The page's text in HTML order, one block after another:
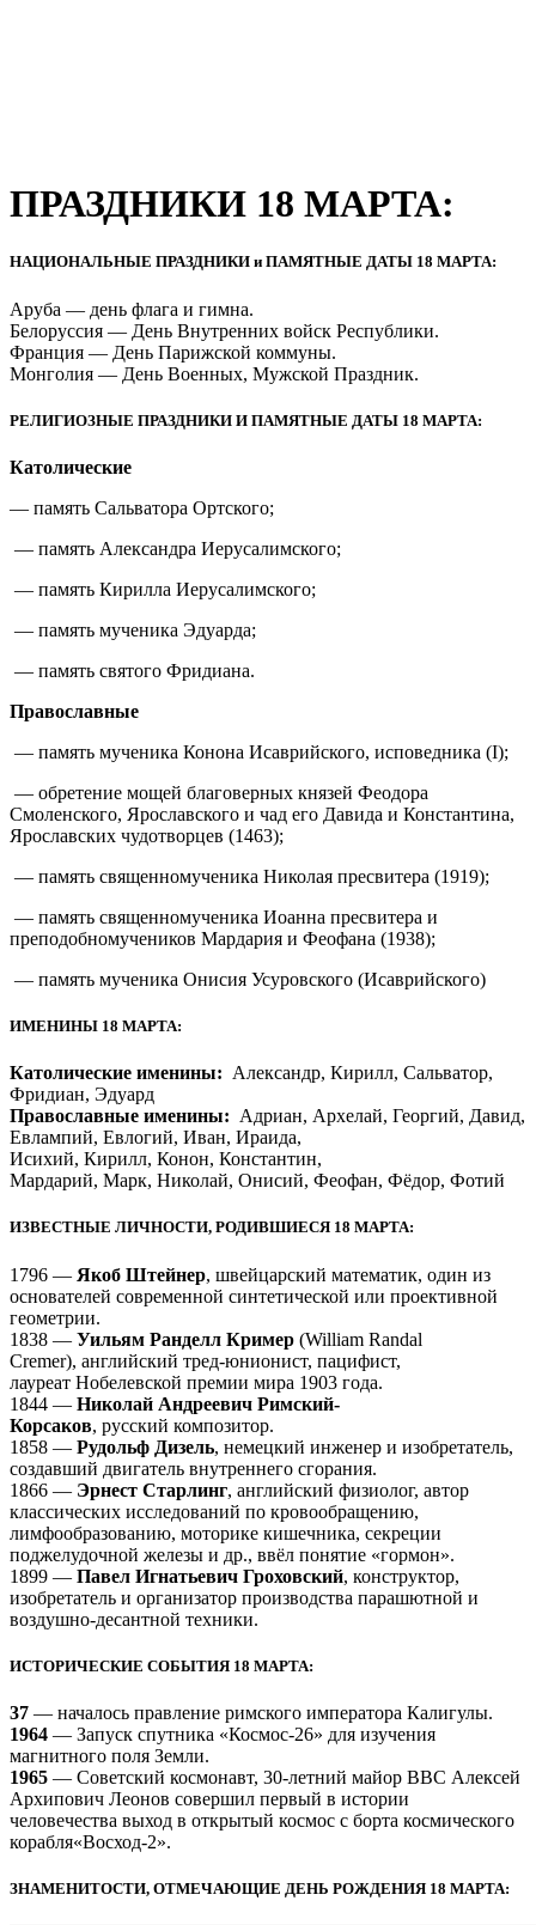
ПРАЗДНИКИ 18 МАРТА:
НАЦИОНАЛЬНЫЕ ПРАЗДНИКИ и ПАМЯТНЫЕ ДАТЫ 18 МАРТА:
Аруба — день флага и гимна.
Белоруссия — День Внутренних войск Республики.
Франция — День Парижской коммуны.
Монголия — День Военных, Мужской Праздник.
РЕЛИГИОЗНЫЕ ПРАЗДНИКИ И ПАМЯТНЫЕ ДАТЫ 18 МАРТА:
Католические
— память Сальватора Ортского;
— память Александра Иерусалимского;
— память Кирилла Иерусалимского;
— память мученика Эдуарда;
— память святого Фридиана.
Православные
— память мученика Конона Исаврийского, исповедника (I);
— обретение мощей благоверных князей Феодора
Смоленского, Ярославского и чад его Давида и Константина,
Ярославских чудотворцев (1463);
— память священномученика Николая пресвитера (1919);
— память священномученика Иоанна пресвитера и
преподобномучеников Мардария и Феофана (1938);
— память мученика Онисия Усуровского (Исаврийского)
ИМЕНИНЫ 18 МАРТА:
Католические именины: Александр, Кирилл, Сальватор,
Фридиан, Эдуард
Православные именины: Адриан, Архелай, Георгий, Давид,
Евлампий, Евлогий, Иван, Ираида,
Исихий, Кирилл, Конон, Константин,
Мардарий, Марк, Николай, Онисий, Феофан, Фёдор, Фотий
ИЗВЕСТНЫЕ ЛИЧНОСТИ, РОДИВШИЕСЯ 18 МАРТА:
1796 — Якоб Штейнер, швейцарский математик, один из
основателей современной синтетической или проективной
геометрии.
1838 — Уильям Ранделл Кример (William Randal
Cremer), английский тред-юнионист, пацифист,
лауреат Нобелевской премии мира 1903 года.
1844 — Николай Андреевич Римский-
Корсаков, русский композитор.
1858 — Рудольф Дизель, немецкий инженер и изобретатель,
создавший двигатель внутреннего сгорания.
1866 — Эрнест Старлинг, английский физиолог, автор
классических исследований по кровообращению,
лимфообразованию, моторике кишечника, секреции
поджелудочной железы и др., ввёл понятие «гормон».
1899 — Павел Игнатьевич Гроховский, конструктор,
изобретатель и организатор производства парашютной и
воздушно-десантной техники.
ИСТОРИЧЕСКИЕ СОБЫТИЯ 18 МАРТА:
37 — началось правление римского императора Калигулы.
1964 — Запуск спутника «Космос-26» для изучения
магнитного поля Земли.
1965 — Советский космонавт, 30-летний майор ВВС Алексей
Архипович Леонов совершил первый в истории
человечества выход в открытый космос с борта космического
корабля«Восход-2».
ЗНАМЕНИТОСТИ, ОТМЕЧАЮЩИЕ ДЕНЬ РОЖДЕНИЯ 18 МАРТА: